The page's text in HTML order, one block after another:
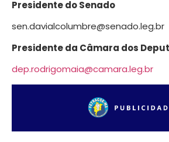
Presidente do Senado
sen.davialcolumbre@senado.leg.br
Presidente da Câmara dos
dep.rodrigomaia@camara.leg.br